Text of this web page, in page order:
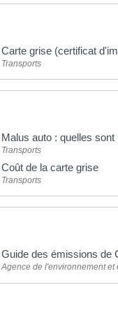
Carte grise (certificat
Transports
Malus auto : quelles
Transports
Coût de la carte grise
Transports
Guide des émissions de
Agence de l'environnement